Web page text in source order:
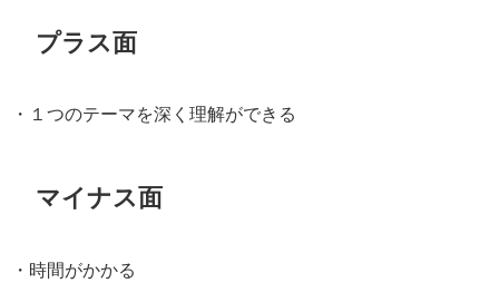
プラス面
・１つのテーマを深く理解ができる
マイナス面
・時間がかかる